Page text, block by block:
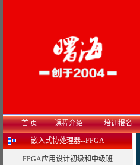
首 页 课程介绍 培训报名
嵌入式协处理器--FPGA
FPGA应用设计初级和中级班